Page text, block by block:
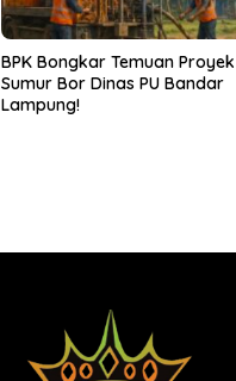
BPK Bongkar Temuan Proyek
Sumur Bor Dinas PU Bandar
Lampung!